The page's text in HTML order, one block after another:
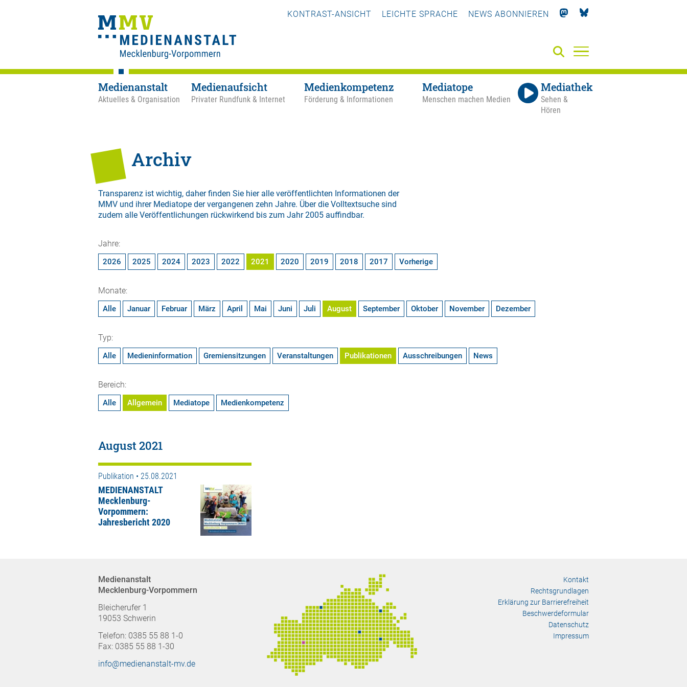
KONTRAST-ANSICHT LEICHTE SPRACHE NEWS ABONNIEREN
Medienanstalt
Aktuelles & Organisation
Medienaufsicht
Privater Rundfunk & Internet
Medienkompetenz
Förderung & Informationen
Mediatope
Menschen machen Medien
Mediathek
Sehen &
Hören
Archiv
Transparenz ist wichtig, daher finden Sie hier alle veröffentlichten Informationen der
MMV und ihrer Mediatope der vergangenen zehn Jahre. Über die Volltextsuche sind
zudem alle Veröffentlichungen rückwirkend bis zum Jahr 2005 auffindbar.
Jahre:
2026 2025 2024 2023 2022 2021 2020 2019 2018 2017 Vorherige
Monate:
Alle Januar Februar März April Mai Juni Juli August September Oktober November Dezember
Typ:
Alle Medieninformation Gremiensitzungen Veranstaltungen Publikationen Ausschreibungen News
Bereich:
Alle Allgemein Mediatope Medienkompetenz
August 2021
Publikation • 25.08.2021
MEDIENANSTALT
Mecklenburg-
Vorpommern:
Jahresbericht 2020
Medienanstalt
Mecklenburg-Vorpommern
Bleicherufer 1
19053 Schwerin
Telefon: 0385 55 88 1-0
Fax: 0385 55 88 1-30
info@medienanstalt-mv.de
Kontakt
Rechtsgrundlagen
Erklärung zur Barrierefreiheit
Beschwerdeformular
Datenschutz
Impressum